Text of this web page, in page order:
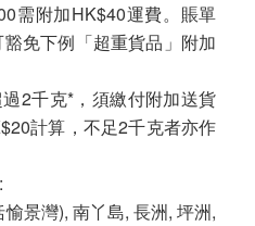
需附加HK$40運費。賬單
免下例「超重貨品」附加
2千克*，須繳付附加送貨
計算，不足2千克者亦作
景灣), 南丫島, 長洲, 坪洲,